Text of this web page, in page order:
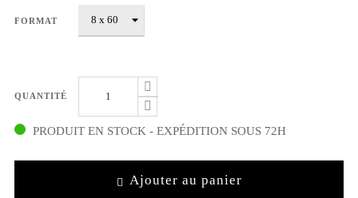
FORMAT
QUANTITÉ
PRODUIT EN STOCK - EXPÉDITION SOUS 72H
Ajouter au panier